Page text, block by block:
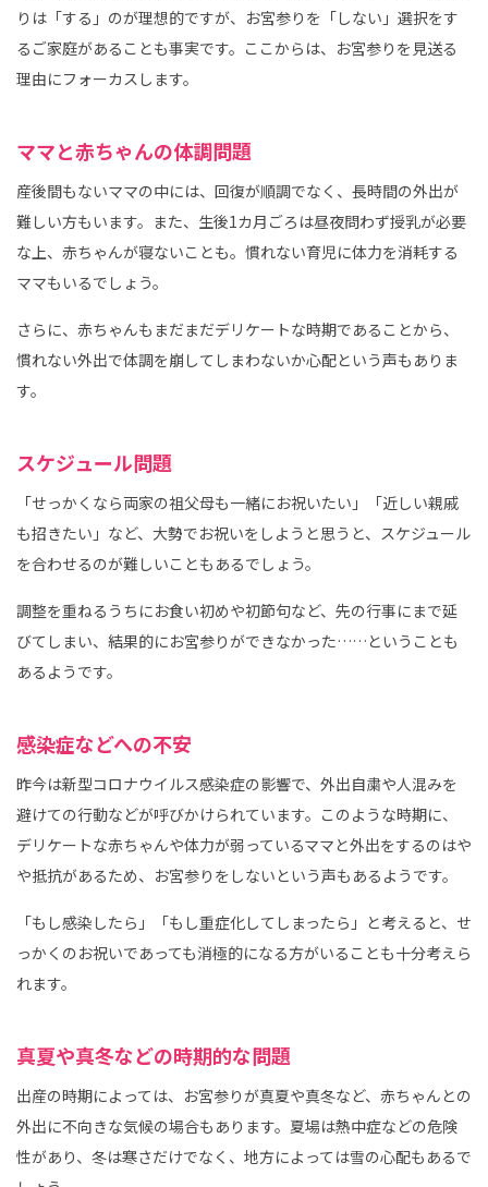
りは「する」のが理想的ですが、お宮参りを「しない」選択をす
るご家庭があることも事実です。ここからは、お宮参りを見送る
理由にフォーカスします。
ママと赤ちゃんの体調問題
産後間もないママの中には、回復が順調でなく、長時間の外出が
難しい方もいます。また、生後1カ月ごろは昼夜問わず授乳が必要
な上、赤ちゃんが寝ないことも。慣れない育児に体力を消耗する
ママもいるでしょう。
さらに、赤ちゃんもまだまだデリケートな時期であることから、
慣れない外出で体調を崩してしまわないか心配という声もありま
す。
スケジュール問題
「せっかくなら両家の祖父母も一緒にお祝いたい」「近しい親戚
も招きたい」など、大勢でお祝いをしようと思うと、スケジュール
を合わせるのが難しいこともあるでしょう。
調整を重ねるうちにお食い初めや初節句など、先の行事にまで延
びてしまい、結果的にお宮参りができなかった……ということも
あるようです。
感染症などへの不安
昨今は新型コロナウイルス感染症の影響で、外出自粛や人混みを
避けての行動などが呼びかけられています。このような時期に、
デリケートな赤ちゃんや体力が弱っているママと外出をするのはや
や抵抗があるため、お宮参りをしないという声もあるようです。
「もし感染したら」「もし重症化してしまったら」と考えると、せ
っかくのお祝いであっても消極的になる方がいることも十分考えら
れます。
真夏や真冬などの時期的な問題
出産の時期によっては、お宮参りが真夏や真冬など、赤ちゃんとの
外出に不向きな気候の場合もあります。夏場は熱中症などの危険
性があり、冬は寒さだけでなく、地方によっては雪の心配もあるで